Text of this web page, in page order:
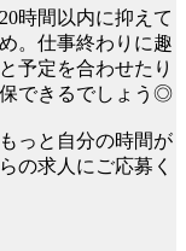
時間以内に抑えて
。仕事終わりに趣
予定を合わせたり
できるでしょう◎
っと自分の時間が
の求人にご応募く